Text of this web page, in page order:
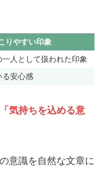
りやすい印象
人として扱われた印象
る安心感
気持ちを込める意
意識を自然な文章に